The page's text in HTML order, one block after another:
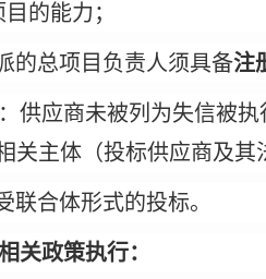
的能力；
的总项目负责人须具备注
供应商未被列为失信被
关主体（投标供应商及
联合体形式的投标。
关政策执行：